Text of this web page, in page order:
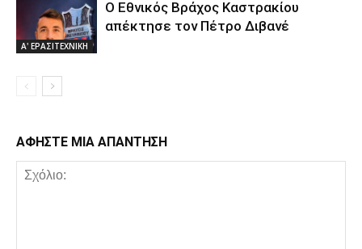
Α' ΕΡΑΣΙΤΕΧΝΙΚΗ
Ο Εθνικός Βράχος Καστρακίου
απέκτησε τον Πέτρο Διβανέ
ΑΦΗΣΤΕ ΜΙΑ ΑΠΑΝΤΗΣΗ